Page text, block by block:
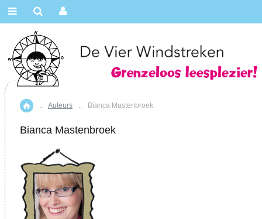
Home
:: Auteurs :: Bianca Mastenbroek
Bianca Mastenbroek